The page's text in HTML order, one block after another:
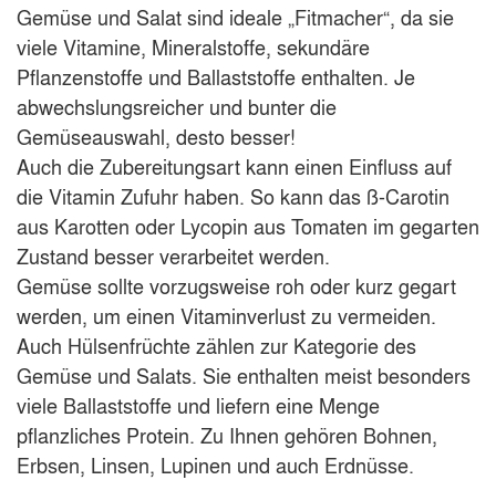
Gemüse und Salat sind ideale „Fitmacher“, da sie
viele Vitamine, Mineralstoffe, sekundäre
Pflanzenstoffe und Ballaststoffe enthalten. Je
abwechslungsreicher und bunter die
Gemüseauswahl, desto besser!
Auch die Zubereitungsart kann einen Einfluss auf
die Vitamin Zufuhr haben. So kann das ß-Carotin
aus Karotten oder Lycopin aus Tomaten im gegarten
Zustand besser verarbeitet werden.
Gemüse sollte vorzugsweise roh oder kurz gegart
werden, um einen Vitaminverlust zu vermeiden.
Auch Hülsenfrüchte zählen zur Kategorie des
Gemüse und Salats. Sie enthalten meist besonders
viele Ballaststoffe und liefern eine Menge
pflanzliches Protein. Zu Ihnen gehören Bohnen,
Erbsen, Linsen, Lupinen und auch Erdnüsse.